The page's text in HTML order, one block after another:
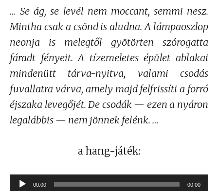
… Se ág, se levél nem moccant, semmi nesz.
Mintha csak a csönd is aludna. A lámpaoszlop
neonja is melegtől gyötörten szórogatta
fáradt fényeit. A tízemeletes épület ablakai
mindenütt tárva-nyitva, valami csodás
fuvallatra várva, amely majd felfrissíti a forró
éjszaka levegőjét. De csodák — ezen a nyáron
legalábbis — nem jönnek felénk. …
a hang-játék:
Audió
00:00 00:00